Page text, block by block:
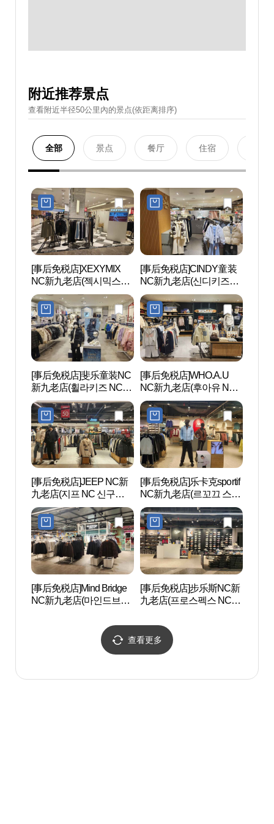
附近推荐景点
查看附近半径50公里內的景点(依距离排序)
全部 景点 餐厅 住宿
[事后免税店]XEXYMIX
NC新九老店(젝시믹스
NC 신구로점)
[事后免税店]CINDY童装
NC新九老店(신디키즈
NC 신구로점)
[事后免税店]斐乐童装NC
新九老店(휠라키즈 NC 신
구로점)
[事后免税店]WHO.A.U
NC新九老店(후아유 NC
신구로점)
[事后免税店]JEEP NC新
九老店(지프 NC 신구로
점)
[事后免税店]乐卡克sportif
NC新九老店(르꼬끄 스포
르티브 NC 신구로점)
[事后免税店]Mind Bridge
NC新九老店(마인드브릿
[事后免税店]步乐斯NC新
九老店(프로스펙스 NC 신
查看更多